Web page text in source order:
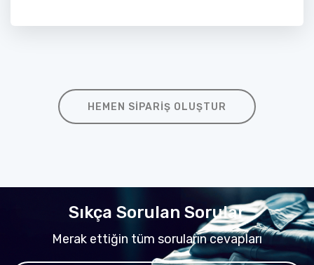
HEMEN SIPARIŞ OLUŞTUR
Sıkça Sorulan Sorular
Merak ettiğin tüm soruların cevapları